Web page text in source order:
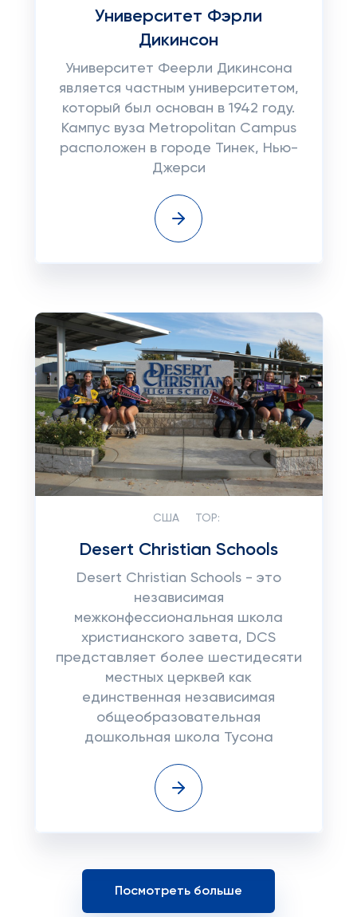
Университет Фэрли
Дикинсон
Университет Феерли Дикинсона
является частным университетом,
который был основан в 1942 году.
Кампус вуза Metropolitan Campus
расположен в городе Тинек, Нью-
Джерси
США TOP:
Desert Christian Schools
Desert Christian Schools - это
независимая
межконфессиональная школа
христианского завета, DCS
представляет более шестидесяти
местных церквей как
единственная независимая
общеобразовательная
дошкольная школа Тусона
Посмотреть больше